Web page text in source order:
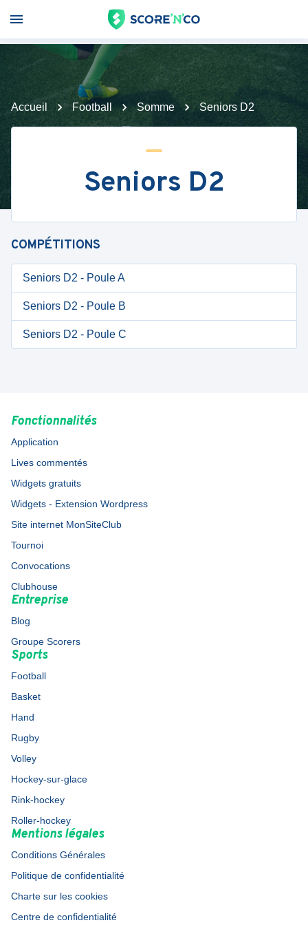
Accueil Football Somme Seniors D2
Seniors D2
COMPÉTITIONS
Seniors D2 - Poule A
Seniors D2 - Poule B
Seniors D2 - Poule C
Fonctionnalités
Application
Lives commentés
Widgets gratuits
Widgets - Extension Wordpress
Site internet MonSiteClub
Tournoi
Convocations
Clubhouse
Entreprise
Blog
Groupe Scorers
Sports
Football
Basket
Hand
Rugby
Volley
Hockey-sur-glace
Rink-hockey
Roller-hockey
Mentions légales
Conditions Générales
Politique de confidentialité
Charte sur les cookies
Centre de confidentialité